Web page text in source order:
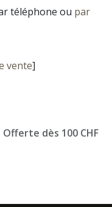
téléphone ou par
vente]
dès 100 CHF